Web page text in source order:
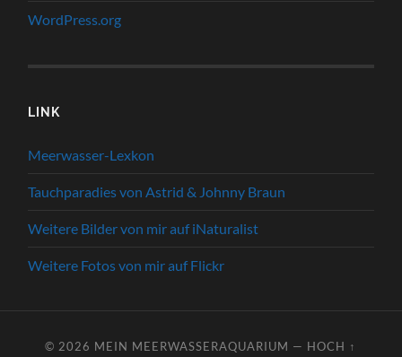
WordPress.org
LINK
Meerwasser-Lexkon
Tauchparadies von Astrid & Johnny Braun
Weitere Bilder von mir auf iNaturalist
Weitere Fotos von mir auf Flickr
© 2026 MEIN MEERWASSERAQUARIUM — HOCH ↑